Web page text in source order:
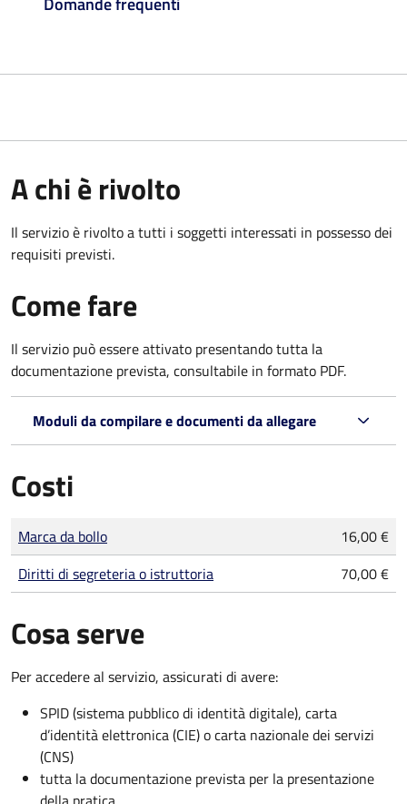
A chi è rivolto
Il servizio è rivolto a tutti i soggetti interessati in possesso dei
requisiti previsti.
Come fare
Il servizio può essere attivato presentando tutta la
documentazione prevista, consultabile in formato PDF.
Moduli da compilare e documenti da allegare
Costi
Tipo di pagamento
Importo
Marca da bollo
16,00 €
Diritti di segreteria o istruttoria
70,00 €
Cosa serve
Per accedere al servizio, assicurati di avere:
SPID (sistema pubblico di identità digitale), carta
d’identità elettronica (CIE) o carta nazionale dei servizi
(CNS)
tutta la documentazione prevista per la presentazione